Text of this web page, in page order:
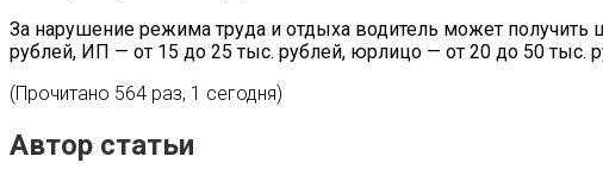
За нарушение режима труда и отдыха водитель может
рублей, ИП — от 15 до 25 тыс. рублей, юрлицо — от 20 до 50 тыс.
(Прочитано 564 раз, 1 сегодня)
Автор статьи